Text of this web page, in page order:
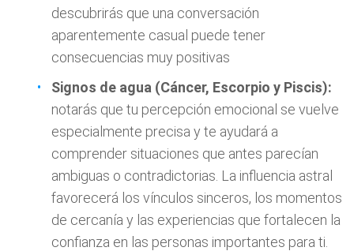
descubrirás que una conversación
aparentemente casual puede tener
consecuencias muy positivas
Signos de agua (Cáncer, Escorpio y Piscis):
notarás que tu percepción emocional se vuelve
especialmente precisa y te ayudará a
comprender situaciones que antes parecían
ambiguas o contradictorias. La influencia astral
favorecerá los vínculos sinceros, los momentos
de cercanía y las experiencias que fortalecen la
confianza en las personas importantes para ti.